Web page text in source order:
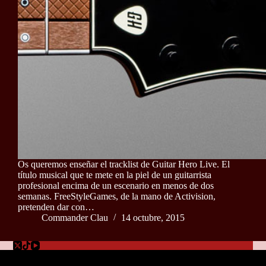
Os queremos enseñar el tracklist de Guitar Hero Live. El
título musical que te mete en la piel de un guitarrista
profesional encima de un escenario en menos de dos
semanas. FreeStyleGames, de la mano de Activision,
pretenden dar con…
Commander Clau
14 octubre, 2015